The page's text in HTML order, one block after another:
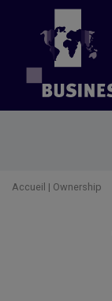
Accueil | Ownership